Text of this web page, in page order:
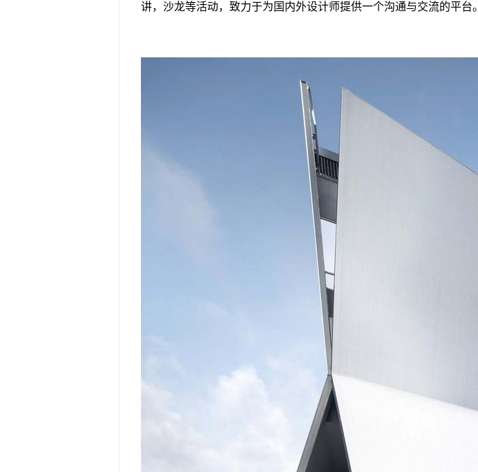
讲，沙龙等活动，致力于为国内外设计师提供一个沟通与交流的平台。